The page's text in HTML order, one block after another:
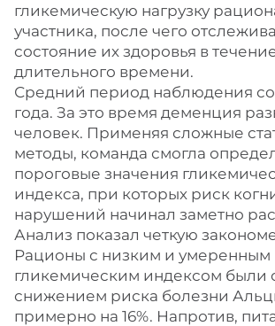
гликемическую нагрузку
участника, после чего
состояние их здоровья в
длительного времени.
Средний период наблюдения
года. За это время деменция
человек. Применяя сложные
методы, команда смогла
пороговые значения
индекса, при которых риск
нарушений начинал заметно
Анализ показал четкую
Рационы с низким и умеренным
гликемическим индексом были
снижением риска болезни
примерно на 16%. Напротив,